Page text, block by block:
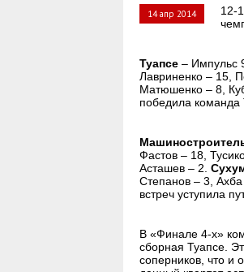
14 апр 2014
12-
Туапсе – Импульс
Лавриненко – 15,
Матюшенко – 8,
победила команда
Фастов – 18,
Асташев – 2.
Степанов – 3,
встреч уступила
В «Финале 4-х»
сборная Туапсе.
соперников, что и